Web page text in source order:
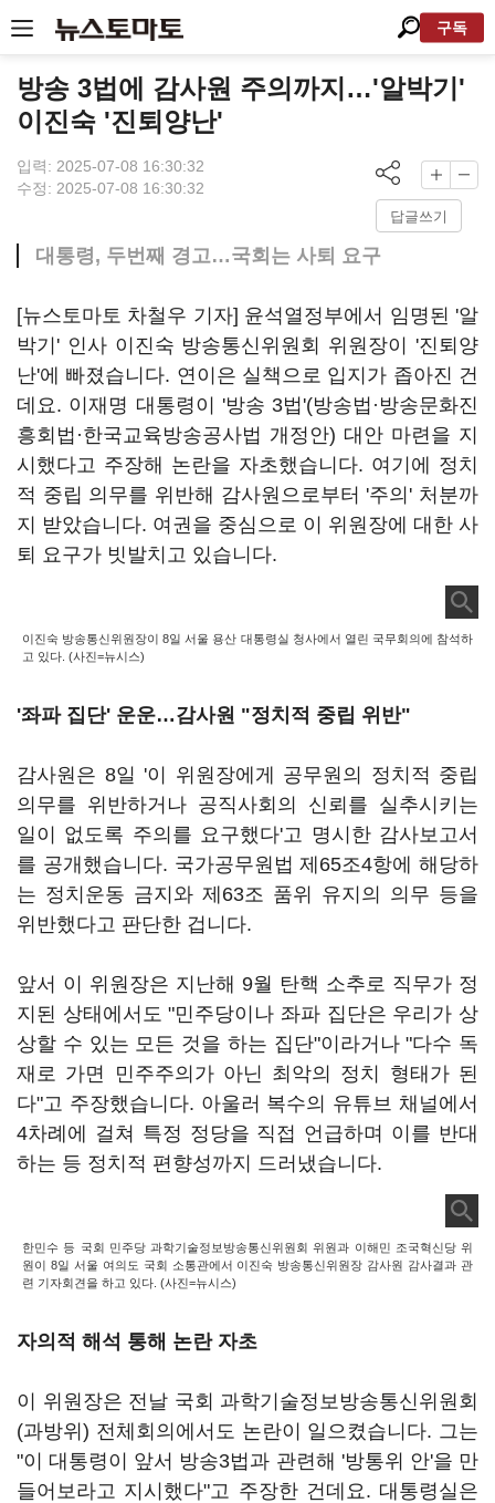
구독
방송 3법에 감사원 주의까지…'알박기'
이진숙 '진퇴양난'
입력: 2025-07-08 16:30:32
수정: 2025-07-08 16:30:32
답글쓰기
대통령, 두번째 경고…국회는 사퇴 요구
[뉴스토마토 차철우 기자] 윤석열정부에서 임명된 '알
박기' 인사 이진숙 방송통신위원회 위원장이 '진퇴양
난'에 빠졌습니다. 연이은 실책으로 입지가 좁아진 건
데요. 이재명 대통령이 '방송 3법'(방송법·방송문화진
흥회법·한국교육방송공사법 개정안) 대안 마련을 지
시했다고 주장해 논란을 자초했습니다. 여기에 정치
적 중립 의무를 위반해 감사원으로부터 '주의' 처분까
지 받았습니다. 여권을 중심으로 이 위원장에 대한 사
퇴 요구가 빗발치고 있습니다.
이진숙 방송통신위원장이 8일 서울 용산 대통령실 청사에서 열린 국무회의에 참석하
고 있다. (사진=뉴시스)
'좌파 집단' 운운…감사원 "정치적 중립 위반"
감사원은 8일 '이 위원장에게 공무원의 정치적 중립
의무를 위반하거나 공직사회의 신뢰를 실추시키는
일이 없도록 주의를 요구했다'고 명시한 감사보고서
를 공개했습니다. 국가공무원법 제65조4항에 해당하
는 정치운동 금지와 제63조 품위 유지의 의무 등을
위반했다고 판단한 겁니다.
앞서 이 위원장은 지난해 9월 탄핵 소추로 직무가 정
지된 상태에서도 "민주당이나 좌파 집단은 우리가 상
상할 수 있는 모든 것을 하는 집단"이라거나 "다수 독
재로 가면 민주주의가 아닌 최악의 정치 형태가 된
다"고 주장했습니다. 아울러 복수의 유튜브 채널에서
4차례에 걸쳐 특정 정당을 직접 언급하며 이를 반대
하는 등 정치적 편향성까지 드러냈습니다.
한민수 등 국회 민주당 과학기술정보방송통신위원회 위원과 이해민 조국혁신당 위
원이 8일 서울 여의도 국회 소통관에서 이진숙 방송통신위원장 감사원 감사결과 관
련 기자회견을 하고 있다. (사진=뉴시스)
자의적 해석 통해 논란 자초
이 위원장은 전날 국회 과학기술정보방송통신위원회
(과방위) 전체회의에서도 논란이 일으켰습니다. 그는
"이 대통령이 앞서 방송3법과 관련해 '방통위 안'을 만
들어보라고 지시했다"고 주장한 건데요. 대통령실은